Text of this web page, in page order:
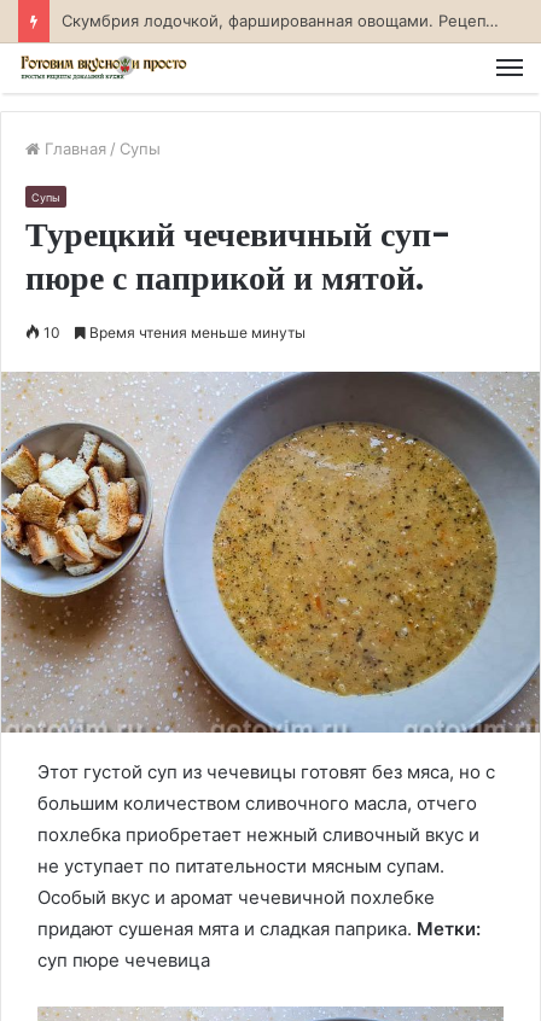
Скумбрия лодочкой, фаршированная овощами. Рецепт с фото
Главная / Супы
Супы
Турецкий чечевичный суп-
пюре с паприкой и мятой.
10 Время чтения меньше минуты
Этот густой суп из чечевицы готовят без мяса, но с
большим количеством сливочного масла, отчего
похлебка приобретает нежный сливочный вкус и
не уступает по питательности мясным супам.
Особый вкус и аромат чечевичной похлебке
придают сушеная мята и сладкая паприка. Метки:
суп пюре чечевица